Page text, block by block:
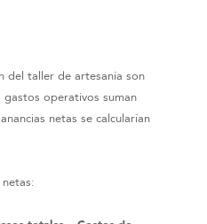
del taller de artesanía son
operativos suman
netas se calcularían